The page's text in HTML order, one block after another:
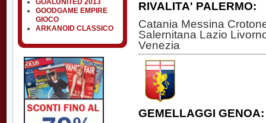
GOODGAME EMPIRE
GIOCO
ARKANOID CLASSICO
RIVALITA' PALERMO:
Catania Messina
Salernitana Lazio
Venezia
GEMELLAGGI GENOA: